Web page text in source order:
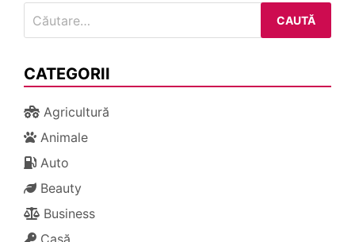
după:
CATEGORII
Agricultură
Animale
Auto
Beauty
Business